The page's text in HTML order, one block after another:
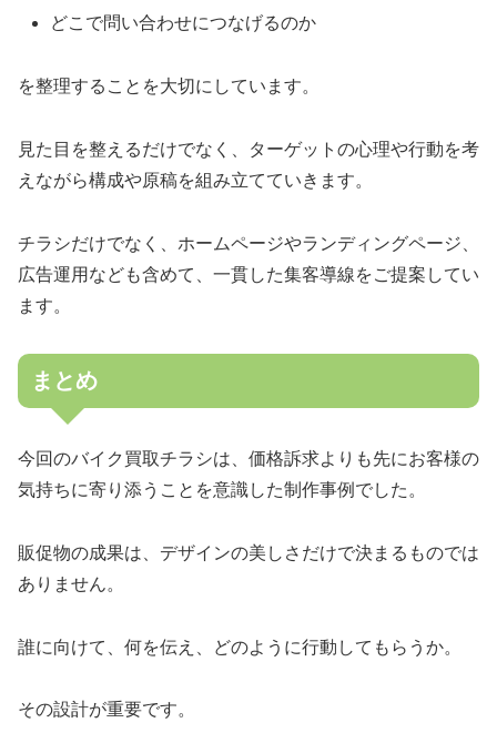
どこで問い合わせにつなげるのか
を整理することを大切にしています。
見た目を整えるだけでなく、ターゲットの心理や行動を考
えながら構成や原稿を組み立てていきます。
チラシだけでなく、ホームページやランディングページ、
広告運用なども含めて、一貫した集客導線をご提案してい
ます。
まとめ
今回のバイク買取チラシは、価格訴求よりも先にお客様の
気持ちに寄り添うことを意識した制作事例でした。
販促物の成果は、デザインの美しさだけで決まるものでは
ありません。
誰に向けて、何を伝え、どのように行動してもらうか。
その設計が重要です。